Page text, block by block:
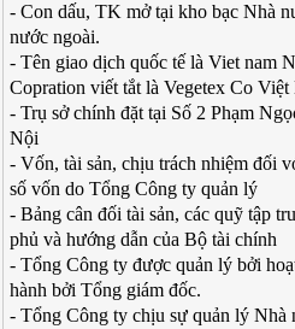
- Con dấu, TK mở tại kho bạc Nhà
nước ngoài.
- Tên giao dịch quốc tế là Viet nam
Copration viết tắt là Vegetex Co Việt
- Trụ sở chính đặt tại Số 2 Phạm
Nội
- Vốn, tài sản, chịu trách nhiệm đối
số vốn do Tổng Công ty quản lý
- Bảng cân đối tài sản, các quỹ tập
phủ và hướng dẫn của Bộ tài chính
- Tổng Công ty được quản lý bởi
hành bởi Tổng giám đốc.
- Tổng Công ty chịu sự quản lý Nhà